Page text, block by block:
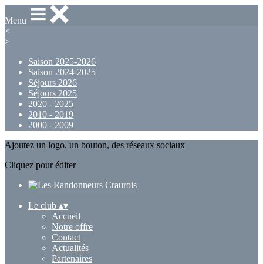
Menu
<
>
Saison 2025-2026
Saison 2024-2025
Séjours 2026
Séjours 2025
2020 - 2025
2010 - 2019
2000 - 2009
Ajoutez un logo, un bouton, des réseaux sociaux
Cliquez pour éditer
Le club ▴▾
Accueil
Notre offre
Contact
Actualités
Partenaires